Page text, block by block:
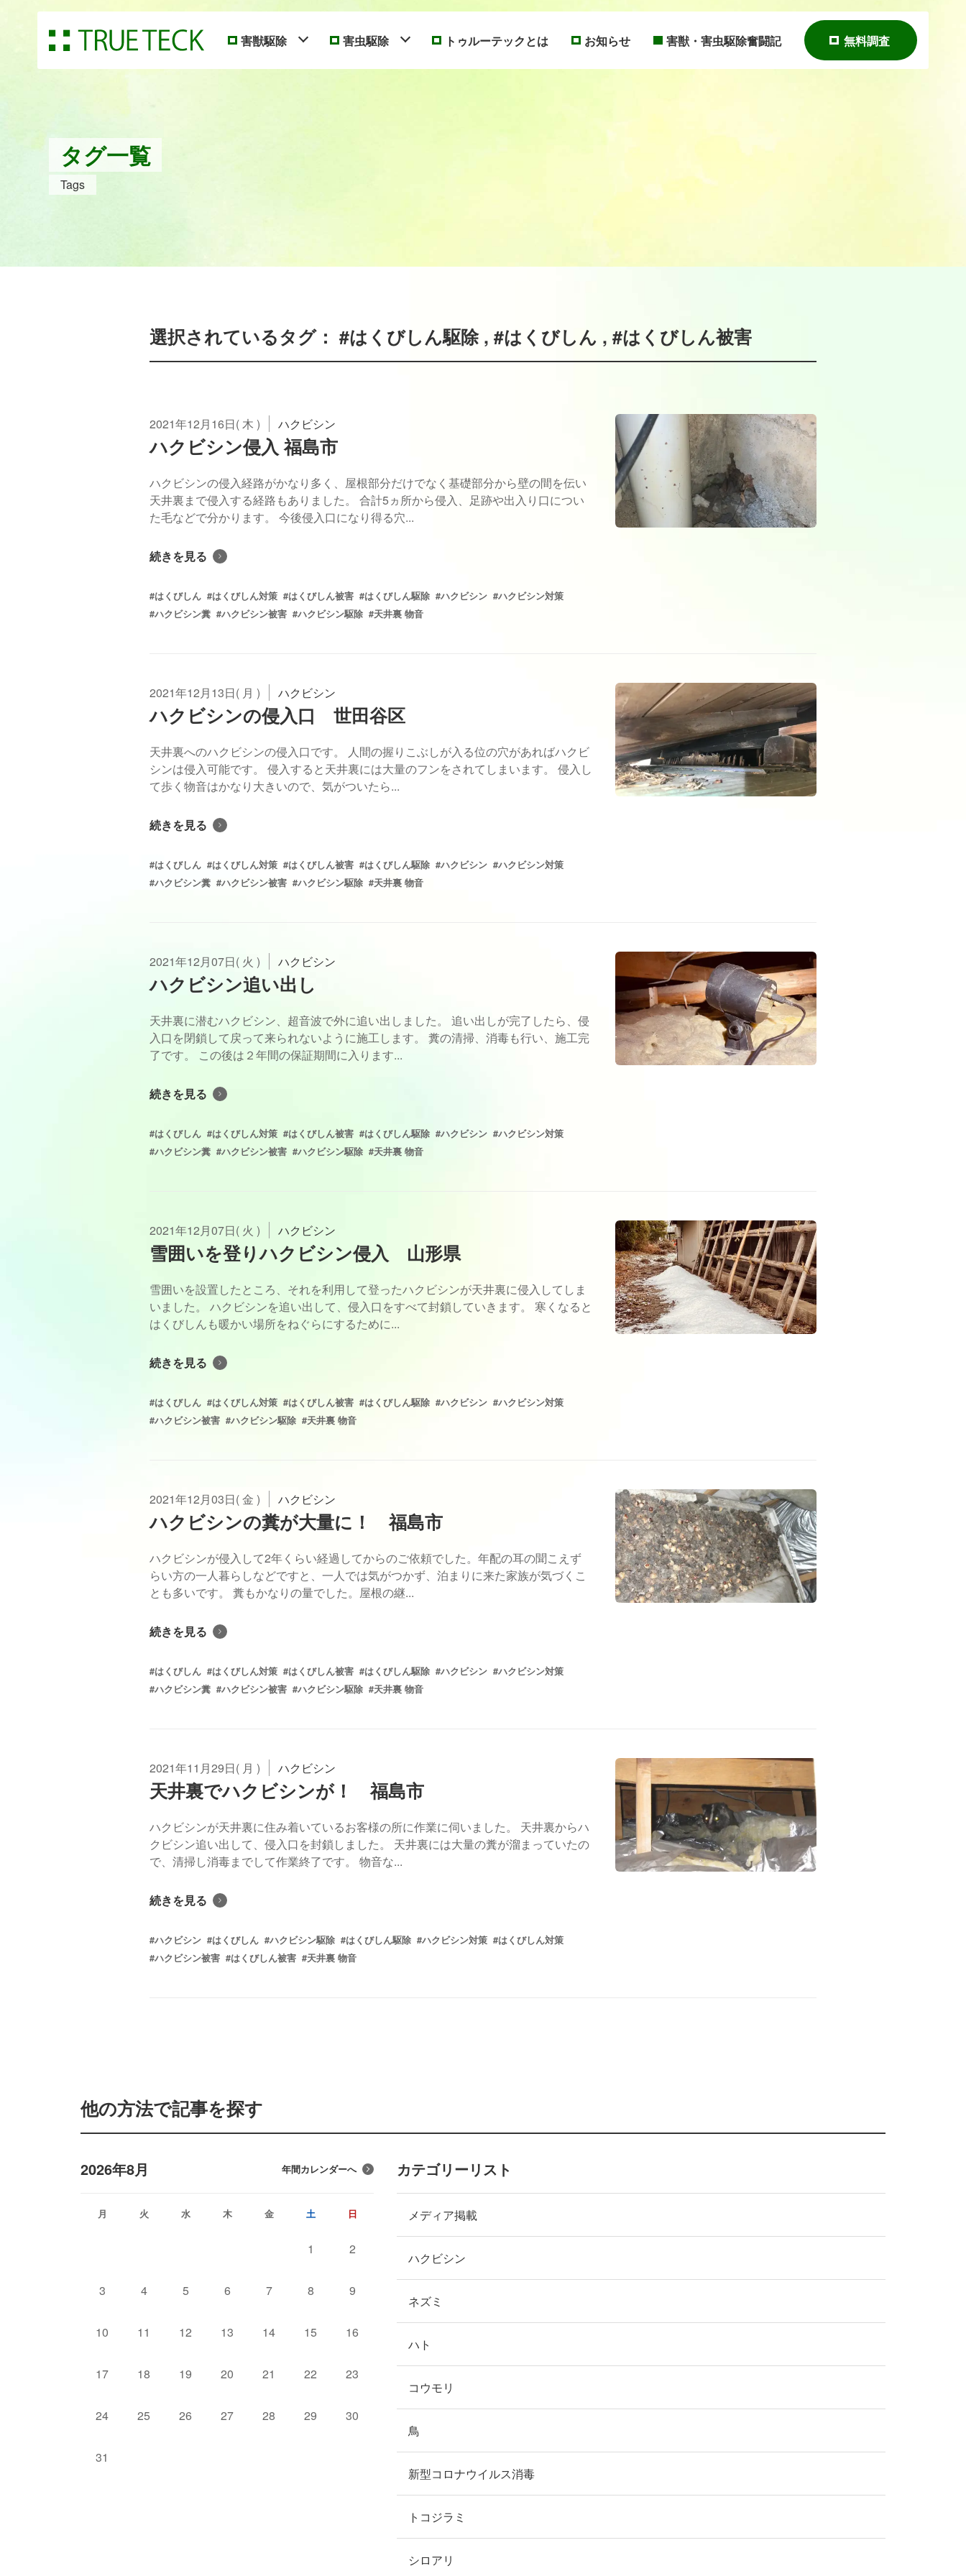
害獣駆除 害虫駆除 トゥルーテックとは お知らせ 害獣・害虫駆除奮闘記 無料調査
タグ一覧
Tags
選択されているタグ： #はくびしん駆除 , #はくびしん , #はくびしん被害
2021年12月16日( 木 ) ハクビシン
ハクビシン侵入 福島市
ハクビシンの侵入経路がかなり多く、屋根部分だけでなく基礎部分から壁の間を伝い
天井裏まで侵入する経路もありました。 合計5ヵ所から侵入、足跡や出入り口につい
た毛などで分かります。 今後侵入口になり得る穴...
続きを見る
#はくびしん #はくびしん対策 #はくびしん被害 #はくびしん駆除 #ハクビシン #ハクビシン対策
#ハクビシン糞 #ハクビシン被害 #ハクビシン駆除 #天井裏 物音
2021年12月13日( 月 ) ハクビシン
ハクビシンの侵入口 世田谷区
天井裏へのハクビシンの侵入口です。 人間の握りこぶしが入る位の穴があればハクビ
シンは侵入可能です。 侵入すると天井裏には大量のフンをされてしまいます。 侵入し
て歩く物音はかなり大きいので、気がついたら...
続きを見る
#はくびしん #はくびしん対策 #はくびしん被害 #はくびしん駆除 #ハクビシン #ハクビシン対策
#ハクビシン糞 #ハクビシン被害 #ハクビシン駆除 #天井裏 物音
2021年12月07日( 火 ) ハクビシン
ハクビシン追い出し
天井裏に潜むハクビシン、超音波で外に追い出しました。 追い出しが完了したら、侵
入口を閉鎖して戻って来られないように施工します。 糞の清掃、消毒も行い、施工完
了です。 この後は２年間の保証期間に入ります...
続きを見る
#はくびしん #はくびしん対策 #はくびしん被害 #はくびしん駆除 #ハクビシン #ハクビシン対策
#ハクビシン糞 #ハクビシン被害 #ハクビシン駆除 #天井裏 物音
2021年12月07日( 火 ) ハクビシン
雪囲いを登りハクビシン侵入 山形県
雪囲いを設置したところ、それを利用して登ったハクビシンが天井裏に侵入してしま
いました。 ハクビシンを追い出して、侵入口をすべて封鎖していきます。 寒くなると
はくびしんも暖かい場所をねぐらにするために...
続きを見る
#はくびしん #はくびしん対策 #はくびしん被害 #はくびしん駆除 #ハクビシン #ハクビシン対策
#ハクビシン被害 #ハクビシン駆除 #天井裏 物音
2021年12月03日( 金 ) ハクビシン
ハクビシンの糞が大量に！ 福島市
ハクビシンが侵入して2年くらい経過してからのご依頼でした。年配の耳の聞こえず
らい方の一人暮らしなどですと、一人では気がつかず、泊まりに来た家族が気づくこ
とも多いです。 糞もかなりの量でした。屋根の継...
続きを見る
#はくびしん #はくびしん対策 #はくびしん被害 #はくびしん駆除 #ハクビシン #ハクビシン対策
#ハクビシン糞 #ハクビシン被害 #ハクビシン駆除 #天井裏 物音
2021年11月29日( 月 ) ハクビシン
天井裏でハクビシンが！ 福島市
ハクビシンが天井裏に住み着いているお客様の所に作業に伺いました。 天井裏からハ
クビシン追い出して、侵入口を封鎖しました。 天井裏には大量の糞が溜まっていたの
で、清掃し消毒までして作業終了です。 物音な...
続きを見る
#ハクビシン #はくびしん #ハクビシン駆除 #はくびしん駆除 #ハクビシン対策 #はくびしん対策
#ハクビシン被害 #はくびしん被害 #天井裏 物音
他の方法で記事を探す
2026年8月 年間カレンダーへ
月 火 水 木 金 土 日
1 2
3 4 5 6 7 8 9
10 11 12 13 14 15 16
17 18 19 20 21 22 23
24 25 26 27 28 29 30
31
カテゴリーリスト
メディア掲載
ハクビシン
ネズミ
ハト
コウモリ
鳥
新型コロナウイルス消毒
トコジラミ
シロアリ